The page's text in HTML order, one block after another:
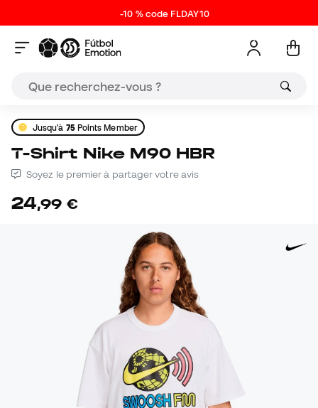
-10 % code FLDAY10
Jusqu'à 75Points Member
T-Shirt Nike M90 HBR
Soyez le premier à partager votre avis
24,99 €